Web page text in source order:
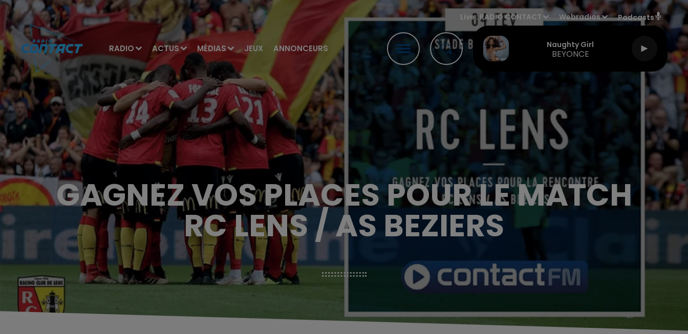
RADIO ACTUS MÉDIAS JEUX ANNONCEURS
Live : RADIO CONTACT Webradios Podcasts
Naughty Girl
BEYONCE
GAGNEZ VOS PLACES POUR LE MATCH
RC LENS / AS BEZIERS